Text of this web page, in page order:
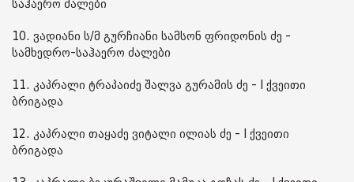
საჰაერო ძალები
10. ვადიანი ს/მ გურჩიანი სამსონ ფრიდონის ძე -
სამხედრო-საჰაერო ძალები
11. კაპრალი ტრაპაიძე შალვა გურამის ძე - I ქვეითი
ბრიგადა
12. კაპრალი თაყაძე ვიტალი ილიას ძე - I ქვეითი
ბრიგადა